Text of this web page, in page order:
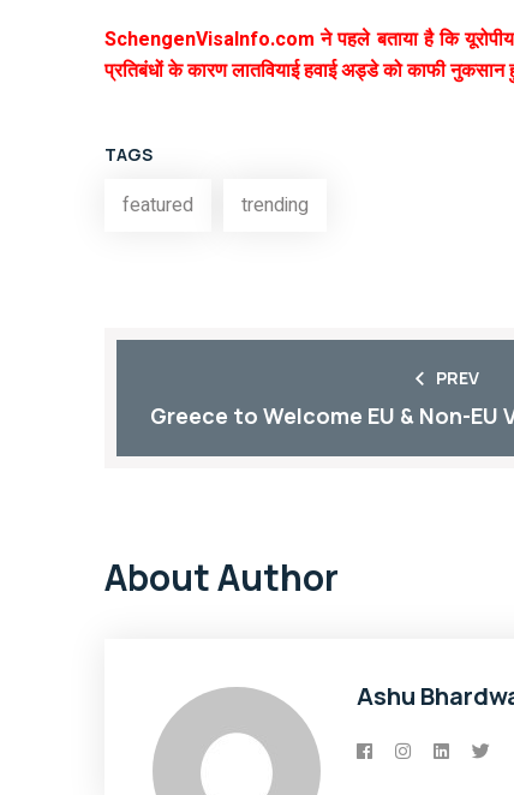
SchengenVisaInfo.com ने पहले बताया है कि यूरोपीय
प्रतिबंधों के कारण लातवियाई हवाई अड्डे को काफी
TAGS
featured trending
PREV
Greece to Welcome EU & Non-
About Author
Ashu